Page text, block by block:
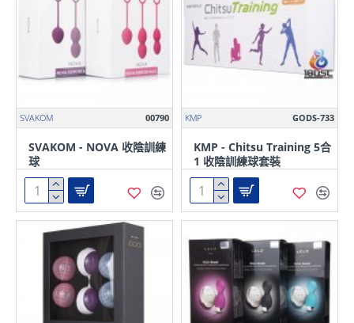
SVAKOM 00790
SVAKOM - NOVA 收陰訓練
球
KMP GODS-733
KMP - Chitsu Training 5合
1 收陰訓練球套裝